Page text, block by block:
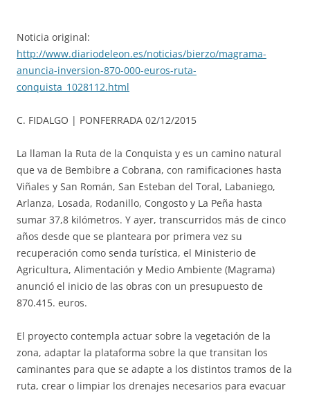
Noticia original:
http://www.diariodeleon.es/noticias/bierzo/magrama-
anuncia-inversion-870-000-euros-ruta-
conquista_1028112.html
C. FIDALGO | PONFERRADA 02/12/2015
La llaman la Ruta de la Conquista y es un camino natural
que va de Bembibre a Cobrana, con ramificaciones hasta
Viñales y San Román, San Esteban del Toral, Labaniego,
Arlanza, Losada, Rodanillo, Congosto y La Peña hasta
sumar 37,8 kilómetros. Y ayer, transcurridos más de cinco
años desde que se planteara por primera vez su
recuperación como senda turística, el Ministerio de
Agricultura, Alimentación y Medio Ambiente (Magrama)
anunció el inicio de las obras con un presupuesto de
870.415. euros.
El proyecto contempla actuar sobre la vegetación de la
zona, adaptar la plataforma sobre la que transitan los
caminantes para que se adapte a los distintos tramos de la
ruta, crear o limpiar los drenajes necesarios para evacuar